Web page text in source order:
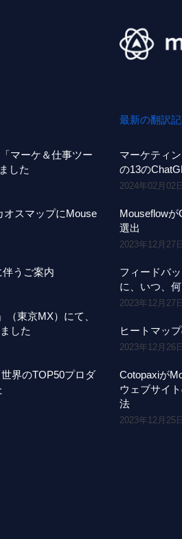
マーケ＆仕事ツー
した
オスマップにMouse
うご案内
（東京MX）にて、
した
界のTOP50プロダ
最新の翻訳
マーケティ
の13の
2024年02月02
Mouseflow
選出
2023年12月27
フィードバ
に、いつ、
2023年12月27
ヒートマッ
2023年12月26
Cotopaxiが
ウェブサイ
法
2023年12月25